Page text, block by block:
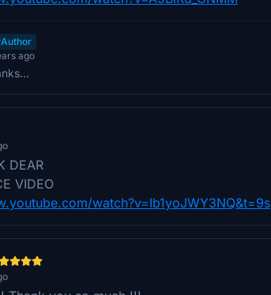
Author
ago
DEAR
VIDEO
watch?v=Ib1yoJWY3NQ&t=9s